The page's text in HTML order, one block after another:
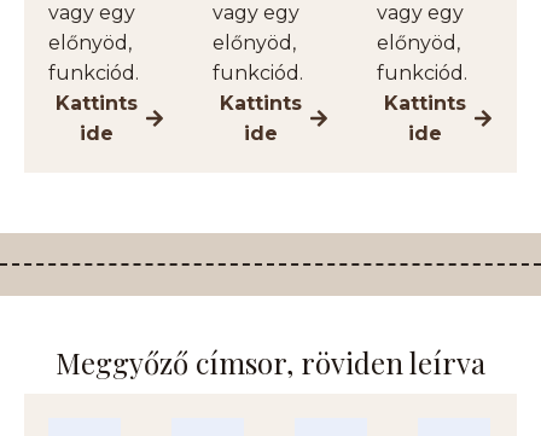
vagy egy
előnyöd,
funkciód.
Kattints
ide
vagy egy
előnyöd,
funkciód.
Kattints
ide
vagy egy
előnyöd,
funkciód.
Kattints
ide
Meggyőző címsor, röviden leírva